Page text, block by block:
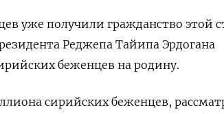
уже получили гражданство этой
Реджепа Тайипа Эрдогана
беженцев на родину.
сирийских беженцев,